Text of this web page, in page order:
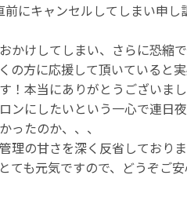
にキャンセルしてしまい申し
かけしてしまい、さらに恐縮で
の方に応援して頂いていると
！本当にありがとうございまし
ンにしたいという一心で連日
ったのか、、、
理の甘さを深く反省しておりま
ても元気ですので、どうぞご